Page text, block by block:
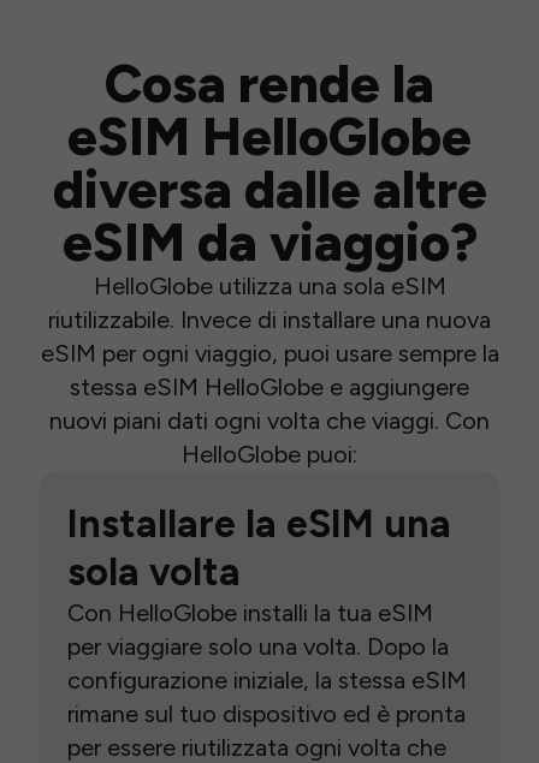
Cosa rende la
eSIM HelloGlobe
diversa dalle altre
eSIM da viaggio?
HelloGlobe utilizza una sola eSIM
riutilizzabile. Invece di installare una nuova
eSIM per ogni viaggio, puoi usare sempre la
stessa eSIM HelloGlobe e aggiungere
nuovi piani dati ogni volta che viaggi. Con
HelloGlobe puoi:
Installare la eSIM una
sola volta
Con HelloGlobe installi la tua eSIM
per viaggiare solo una volta. Dopo la
configurazione iniziale, la stessa eSIM
rimane sul tuo dispositivo ed è pronta
per essere riutilizzata ogni volta che